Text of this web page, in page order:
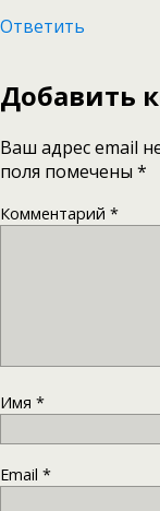
Ответить
Добавить
Ваш адрес email
поля помечены *
Комментарий *
Имя *
Email *